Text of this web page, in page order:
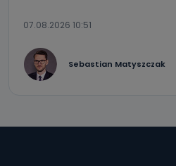
07.08.2026 10:51
Sebastian Matyszczak